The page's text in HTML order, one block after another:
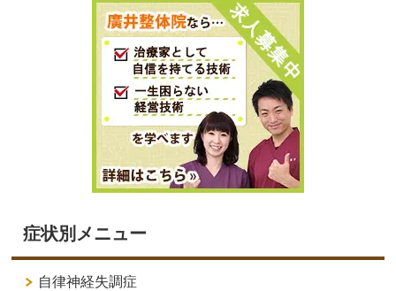
症状別メニュー
自律神経失調症